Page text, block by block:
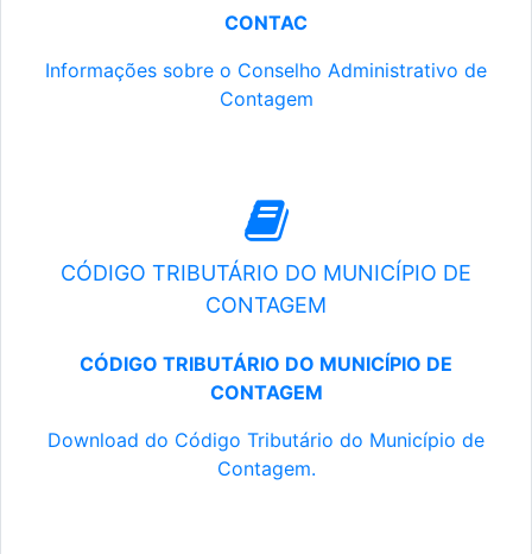
CONTAC
Informações sobre o Conselho Administrativo de
Contagem
CÓDIGO TRIBUTÁRIO DO MUNICÍPIO DE
CONTAGEM
CÓDIGO TRIBUTÁRIO DO MUNICÍPIO DE
CONTAGEM
Download do Código Tributário do Município de
Contagem.